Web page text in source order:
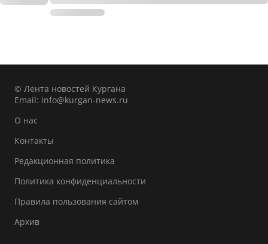
© Лента новостей Кургана
Email: info@kurgan-news.ru
О нас
Контакты
Редакционная политика
Политика конфиденциальности
Правила пользования сайтом
Архив